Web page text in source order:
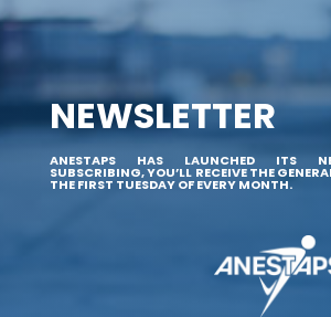
NEWSLETTER
ANESTAPS HAS LAUNCHED ITS
SUBSCRIBING, YOU’LL RECEIVE THE
THE FIRST TUESDAY OF EVERY MONTH.